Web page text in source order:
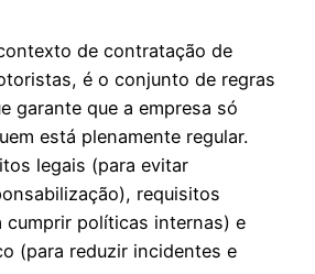
de contratação de
é o conjunto de regras
garante que a empresa só
está plenamente regular.
legais (para evitar
requisitos
cumprir políticas internas) e
(para reduzir incidentes e